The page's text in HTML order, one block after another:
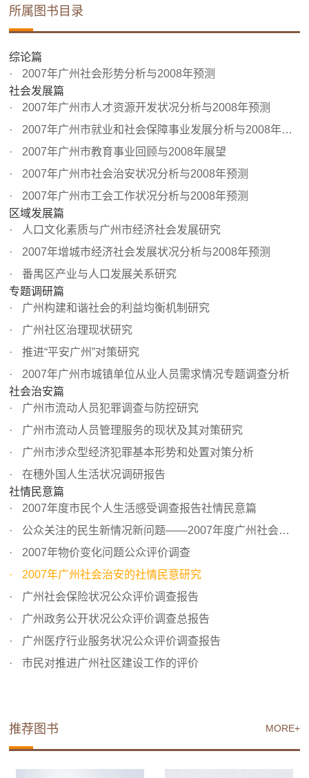
所属图书目录
综论篇
2007年广州社会形势分析与2008年预测
社会发展篇
2007年广州市人才资源开发状况分析与2008年预测
2007年广州市就业和社会保障事业发展分析与2008年预测
2007年广州市教育事业回顾与2008年展望
2007年广州市社会治安状况分析与2008年预测
2007年广州市工会工作状况分析与2008年预测
区域发展篇
人口文化素质与广州市经济社会发展研究
2007年增城市经济社会发展状况分析与2008年预测
番禺区产业与人口发展关系研究
专题调研篇
广州构建和谐社会的利益均衡机制研究
广州社区治理现状研究
推进“平安广州”对策研究
2007年广州市城镇单位从业人员需求情况专题调查分析
社会治安篇
广州市流动人员犯罪调查与防控研究
广州市流动人员管理服务的现状及其对策研究
广州市涉众型经济犯罪基本形势和处置对策分析
在穗外国人生活状况调研报告
社情民意篇
2007年度市民个人生活感受调查报告社情民意篇
公众关注的民生新情况新问题——2007年度广州社会经济状况...
2007年物价变化问题公众评价调查
2007年广州社会治安的社情民意研究
广州社会保险状况公众评价调查报告
广州政务公开状况公众评价调查总报告
广州医疗行业服务状况公众评价调查报告
市民对推进广州社区建设工作的评价
MORE+
推荐图书